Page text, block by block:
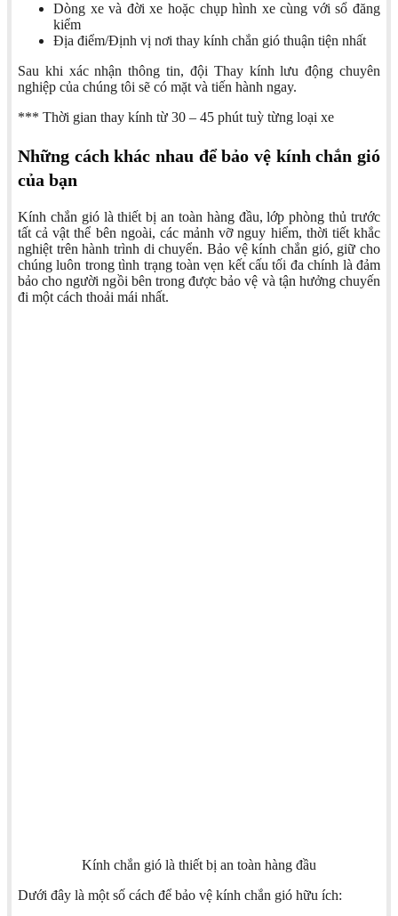
Dòng xe và đời xe hoặc chụp hình xe cùng với sổ đăng
kiểm
Địa điểm/Định vị nơi thay kính chắn gió thuận tiện nhất
Sau khi xác nhận thông tin, đội Thay kính lưu động chuyên
nghiệp của chúng tôi sẽ có mặt và tiến hành ngay.
*** Thời gian thay kính từ 30 – 45 phút tuỳ từng loại xe
Những cách khác nhau để bảo vệ kính chắn gió
của bạn
Kính chắn gió là thiết bị an toàn hàng đầu, lớp phòng thủ trước
tất cả vật thể bên ngoài, các mảnh vỡ nguy hiểm, thời tiết khắc
nghiệt trên hành trình di chuyển. Bảo vệ kính chắn gió, giữ cho
chúng luôn trong tình trạng toàn vẹn kết cấu tối đa chính là đảm
bảo cho người ngồi bên trong được bảo vệ và tận hưởng chuyến
đi một cách thoải mái nhất.
Kính chắn gió là thiết bị an toàn hàng đầu
Dưới đây là một số cách để bảo vệ kính chắn gió hữu ích: